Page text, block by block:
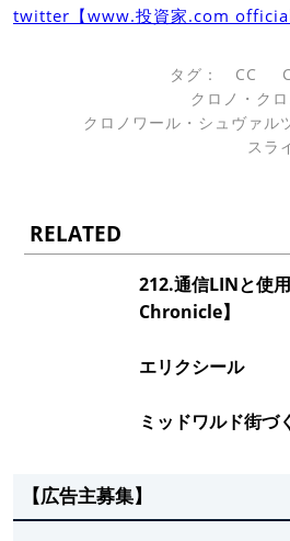
twitter【www.投資家.com official
タグ： CC
クロノ・ク
クロノワール・シュヴァル
スラ
RELATED
212.通信LINと使
Chronicle】
エリクシール
ミッドワルド街づ
【広告主募集】